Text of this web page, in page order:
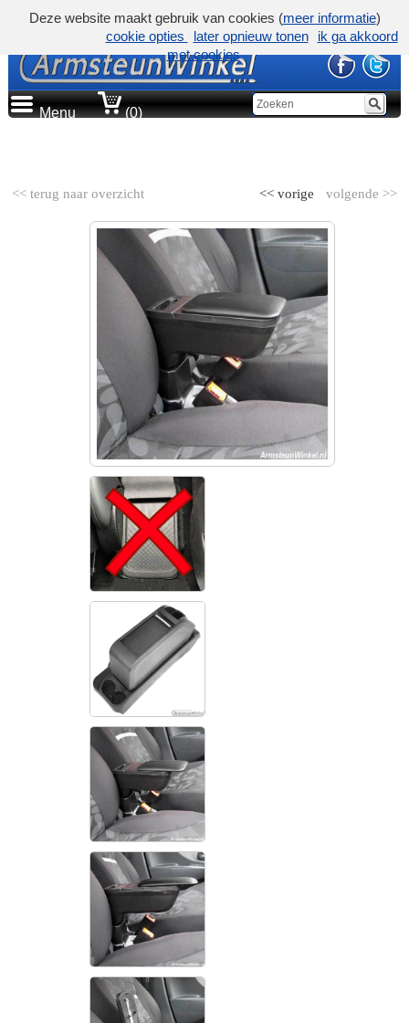
Menu (0)
<< terug naar overzicht volgende >>
<< vorige
Deze website maakt gebruik van cookies (meer informatie)
cookie opties
later opnieuw tonen
ik ga akkoord
met cookies